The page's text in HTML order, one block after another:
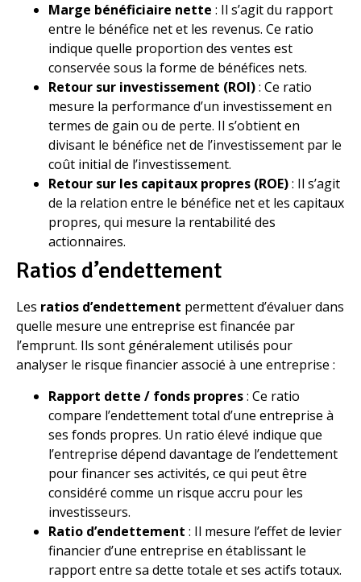
Marge bénéficiaire nette : Il s’agit du rapport
entre le bénéfice net et les revenus. Ce ratio
indique quelle proportion des ventes est
conservée sous la forme de bénéfices nets.
Retour sur investissement (ROI): Ce ratio
mesure la performance d’un investissement en
termes de gain ou de perte. Il s’obtient en
divisant le bénéfice net de l’investissement par le
coût initial de l’investissement.
Retour sur les capitaux propres (ROE): Il s’agit
de la relation entre le bénéfice net et les capitaux
propres, qui mesure la rentabilité des
actionnaires.
Ratios d’endettement
Les ratios d’endettement permettent d’évaluer dans
quelle mesure une entreprise est financée par
l’emprunt. Ils sont généralement utilisés pour
analyser le risque financier associé à une entreprise :
Rapport dette / fonds propres: Ce ratio
compare l’endettement total d’une entreprise à
ses fonds propres. Un ratio élevé indique que
l’entreprise dépend davantage de l’endettement
pour financer ses activités, ce qui peut être
considéré comme un risque accru pour les
investisseurs.
Ratio d’endettement : Il mesure l’effet de levier
financier d’une entreprise en établissant le
rapport entre sa dette totale et ses actifs totaux.